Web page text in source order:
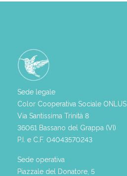
Sede legale
Color Cooperativa Sociale ONLUS
Via Santissima Trinità 8
36061 Bassano del Grappa (VI)
P.I. e C.F. 04043570243
Sede operativa
Piazzale del Donatore, 5